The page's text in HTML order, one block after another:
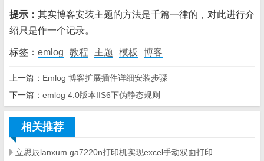
提示： 其实博客安装主题的方法是千篇一律的，对此进行介
绍只是作一个记录。
标签： emlog 教程 主题 模板 博客
上一篇： Emlog 博客扩展插件详细安装步骤
下一篇： emlog 4.0版本IIS6下伪静态规则
相关推荐
立思辰lanxum ga7220n打印机实现excel手动双面打印